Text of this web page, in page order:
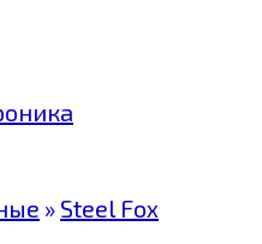
» Steel Fox